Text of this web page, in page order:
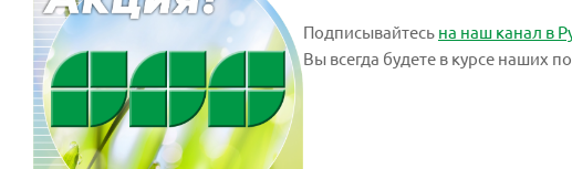
Подписывайтесь на наш канал в
Вы всегда будете в курсе наших